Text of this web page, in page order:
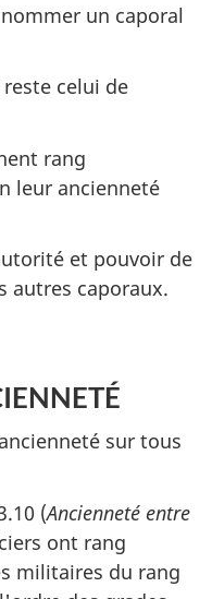
un caporal
celui de
rang
leur ancienneté
et pouvoir de
autres caporaux.
sur tous
(Ancienneté entre
ont rang
militaires du rang